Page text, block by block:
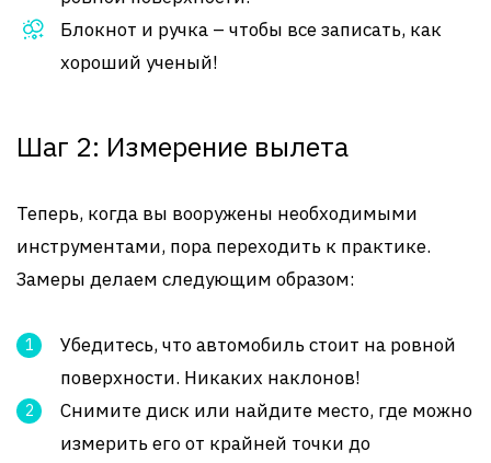
Блокнот и ручка – чтобы все записать, как
хороший ученый!
Шаг 2: Измерение вылета
Теперь, когда вы вооружены необходимыми
инструментами, пора переходить к практике.
Замеры делаем следующим образом:
Убедитесь, что автомобиль стоит на ровной
поверхности. Никаких наклонов!
Снимите диск или найдите место, где можно
измерить его от крайней точки до